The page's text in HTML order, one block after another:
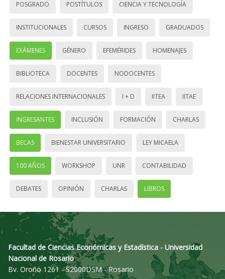
POSGRADO POSTÍTULOS CIENCIA Y TECNOLOGÍA
INSTITUCIONALES CURSOS INGRESO GRADUADOS
EXÁMENES GÉNERO EFEMÉRIDES HOMENAJES
BIBLIOTECA DOCENTES NODOCENTES
RELACIONES INTERNACIONALES I + D IITEA IITAE
INGRESANTES INCLUSIÓN FORMACIÓN CHARLAS
BECAS BIENESTAR UNIVERSITARIO LEY MICAELA
100 AÑOS WORKSHOP UNR CONTABILIDAD
DEBATES OPINIÓN CHARLAS LIBROS
Facultad de Ciencias Económicas y Estadística - Universidad
Nacional de Rosario
Bv. Oroño 1261 - S2000DSM - Rosario